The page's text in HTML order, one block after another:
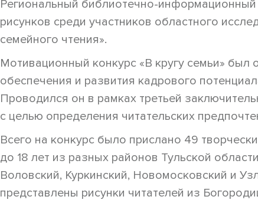
Региональный библиотечно-информационный
рисунков среди участников областного
семейного чтения».
Мотивационный конкурс «В кругу семьи» был
обеспечения и развития кадрового
Проводился он в рамках третьей
с целью определения читательских
Всего на конкурс было прислано 49
до 18 лет из разных районов Тульской
Воловский, Куркинский, Новомосковский и
представлены рисунки читателей из